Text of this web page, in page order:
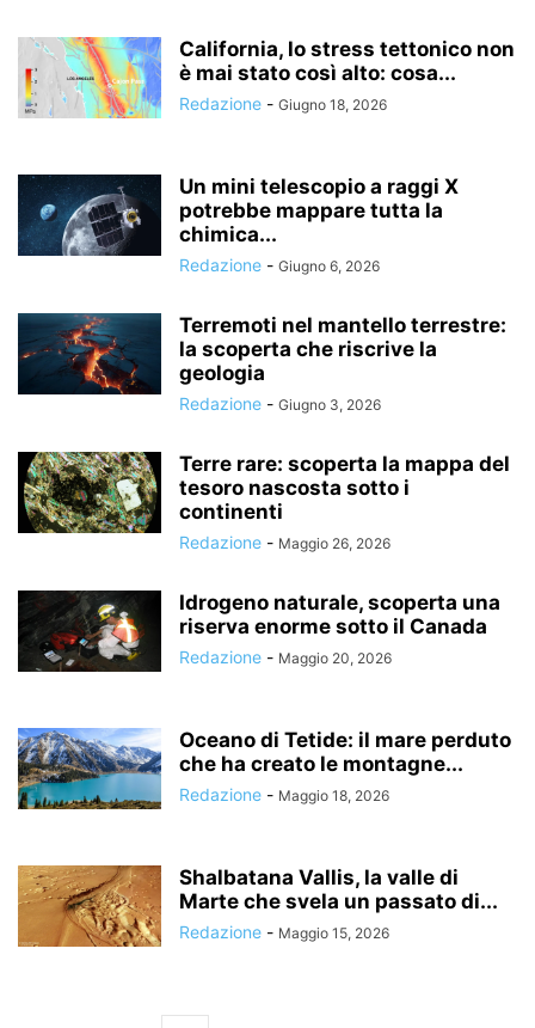
California, lo stress tettonico non
è mai stato così alto: cosa...
Redazione - Giugno 18, 2026
Un mini telescopio a raggi X
potrebbe mappare tutta la
chimica...
Redazione - Giugno 6, 2026
Terremoti nel mantello terrestre:
la scoperta che riscrive la
geologia
Redazione - Giugno 3, 2026
Terre rare: scoperta la mappa del
tesoro nascosta sotto i
continenti
Redazione - Maggio 26, 2026
Idrogeno naturale, scoperta una
riserva enorme sotto il Canada
Redazione - Maggio 20, 2026
Oceano di Tetide: il mare perduto
che ha creato le montagne...
Redazione - Maggio 18, 2026
Shalbatana Vallis, la valle di
Marte che svela un passato di...
Redazione - Maggio 15, 2026